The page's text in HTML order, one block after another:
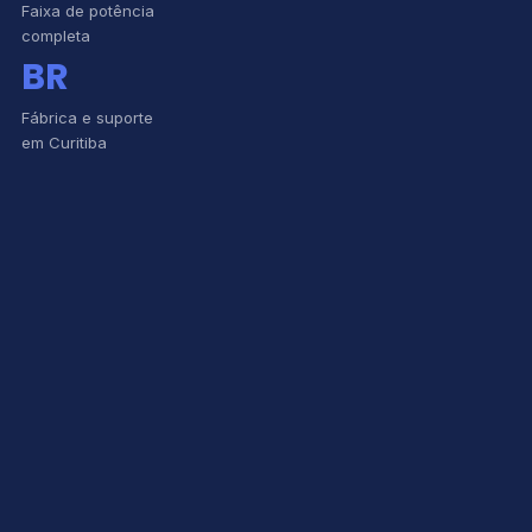
Faixa de potência
completa
BR
Fábrica e suporte
em Curitiba